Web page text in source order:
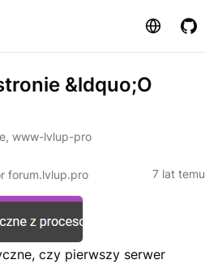
Strona
&ldquo;O
www-lvlup-pro
forum.lvlup.pro 7 lat temu
czy pierwszy serwer